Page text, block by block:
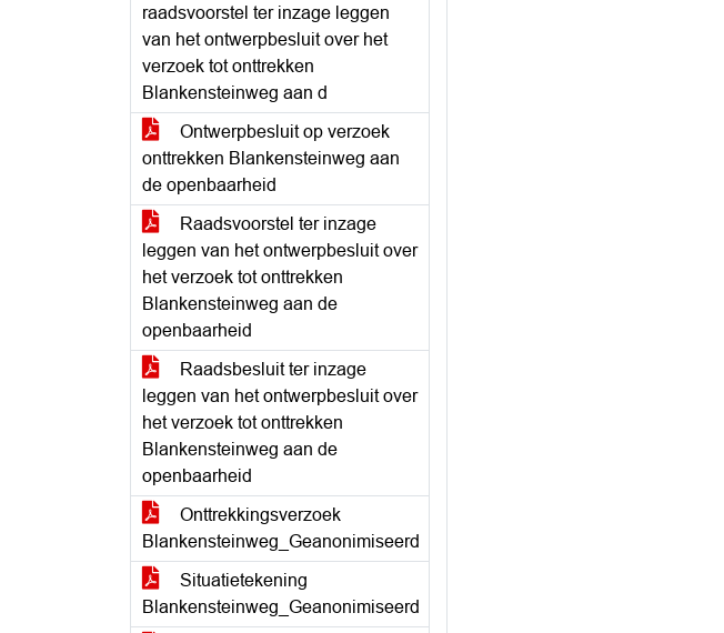
raadsvoorstel ter inzage leggen
van het ontwerpbesluit over het
verzoek tot onttrekken
Blankensteinweg aan d
Ontwerpbesluit op verzoek
onttrekken Blankensteinweg aan
de openbaarheid
Raadsvoorstel ter inzage
leggen van het ontwerpbesluit over
het verzoek tot onttrekken
Blankensteinweg aan de
openbaarheid
Raadsbesluit ter inzage
leggen van het ontwerpbesluit over
het verzoek tot onttrekken
Blankensteinweg aan de
openbaarheid
Onttrekkingsverzoek
Blankensteinweg_Geanonimiseerd
Situatietekening
Blankensteinweg_Geanonimiseerd